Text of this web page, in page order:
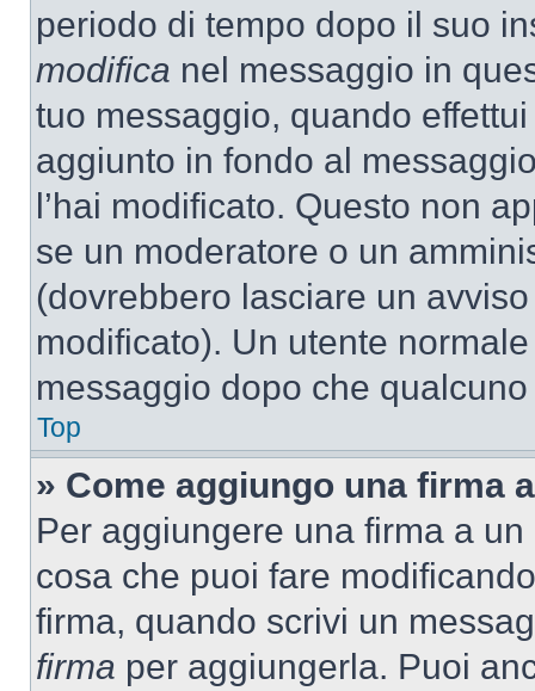
periodo di tempo dopo il suo
modifica nel messaggio in
tuo messaggio, quando
aggiunto in fondo al
l’hai modificato. Questo non
se un moderatore o un
(dovrebbero lasciare un
modificato). Un utente
messaggio dopo che
Top
» Come aggiungo una firma
Per aggiungere una firma a
cosa che puoi fare
firma, quando scrivi un
firma per aggiungerla. Puoi